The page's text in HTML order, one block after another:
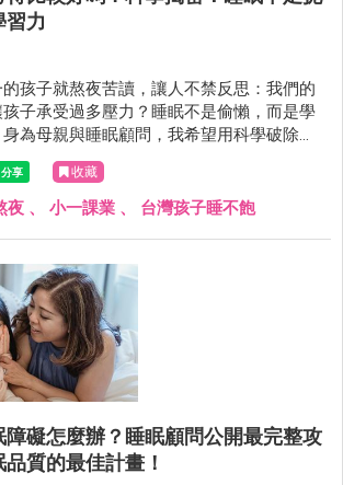
習力
孩子就熬夜苦讀，讓人不禁反思：我們的
子承受過多壓力？睡眠不是偷懶，而是學
為母親與睡眠顧問，我希望用科學破除
的迷思，喚醒大家對孩子睡眠與記憶力之間
收藏
夜 、 小一課業 、 台灣孩子睡不飽
障礙怎麼辦？睡眠顧問公開最完整攻
質的最佳計畫！